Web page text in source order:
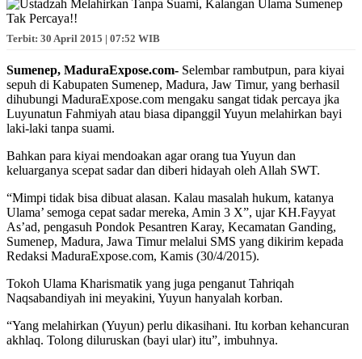
Terbit: 30 April 2015 | 07:52 WIB
Sumenep, MaduraExpose.com- Selembar rambutpun, para kiyai
sepuh di Kabupaten Sumenep, Madura, Jaw Timur, yang berhasil
dihubungi MaduraExpose.com mengaku sangat tidak percaya jka
Luyunatun Fahmiyah atau biasa dipanggil Yuyun melahirkan bayi
laki-laki tanpa suami.
Bahkan para kiyai mendoakan agar orang tua Yuyun dan
keluarganya scepat sadar dan diberi hidayah oleh Allah SWT.
“Mimpi tidak bisa dibuat alasan. Kalau masalah hukum, katanya
Ulama’ semoga cepat sadar mereka, Amin 3 X”, ujar KH.Fayyat
As’ad, pengasuh Pondok Pesantren Karay, Kecamatan Ganding,
Sumenep, Madura, Jawa Timur melalui SMS yang dikirim kepada
Redaksi MaduraExpose.com, Kamis (30/4/2015).
Tokoh Ulama Kharismatik yang juga penganut Tahriqah
Naqsabandiyah ini meyakini, Yuyun hanyalah korban.
“Yang melahirkan (Yuyun) perlu dikasihani. Itu korban kehancuran
akhlaq. Tolong diluruskan (bayi ular) itu”, imbuhnya.